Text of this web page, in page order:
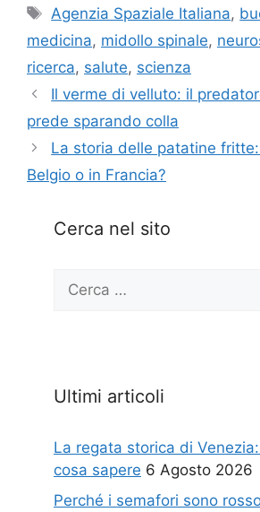
Tag
Agenzia Spaziale Italiana,
medicina, midollo spinale,
ricerca, salute, scienza
Il verme di velluto: il
prede sparando colla
La storia delle patatine
Belgio o in Francia?
Cerca nel sito
Ricerca
Ultimi articoli
La regata storica di
cosa sapere 6 Agosto 2026
Perché i semafori sono